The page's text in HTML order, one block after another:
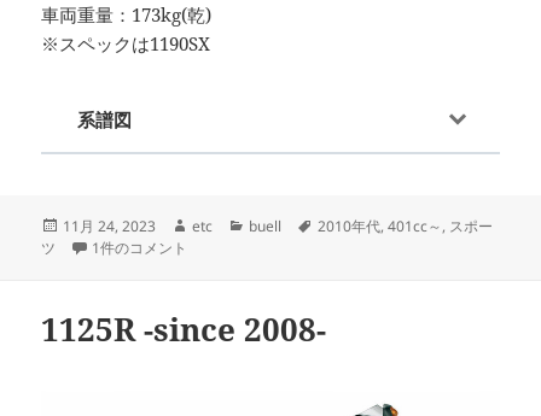
車両重量：173kg(乾)
※スペックは1190SX
系譜図
投
稿
11月 24, 2023
作
etc
カ
buell
タ
2010年代,401cc～, スポー
ツ
1190RS -since 2011- への
1件のコメント
1125R -since 2008-